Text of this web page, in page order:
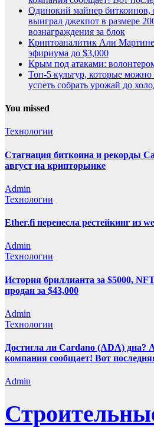
Одинокий майнер биткоинов,
выиграл джекпот в размере
вознаграждения за блок
Криптоаналитик Али
эфириума до $3,000
Крым под атаками:
Топ-5 культур, которые можно
успеть собрать урожай до
You missed
Технологии
Стагнация биткоина и рекорды
август на крипторынке
Admin
Технологии
Ether.fi перенесла рестейкинг из
Admin
Технологии
История бриллианта за $5000,
продан за $43,000
Admin
Технологии
Достигла ли Cardano (ADA) дна?
компания сообщает! Вот
Admin